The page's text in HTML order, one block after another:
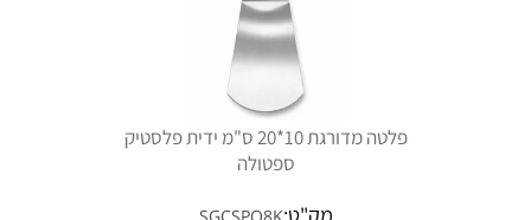
פלטה מדורגת 10*20 ס"מ ידית פלסטיק
ספטולה
מק"ט: